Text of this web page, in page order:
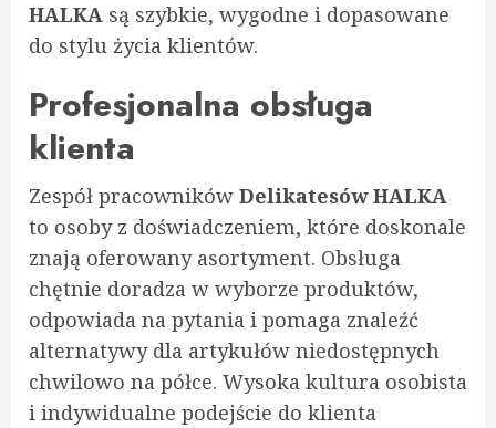
HALKA są szybkie, wygodne i dopasowane
do stylu życia klientów.
Profesjonalna obsługa
klienta
Zespół pracowników Delikatesów HALKA
to osoby z doświadczeniem, które doskonale
znają oferowany asortyment. Obsługa
chętnie doradza w wyborze produktów,
odpowiada na pytania i pomaga znaleźć
alternatywy dla artykułów niedostępnych
chwilowo na półce. Wysoka kultura osobista
i indywidualne podejście do klienta